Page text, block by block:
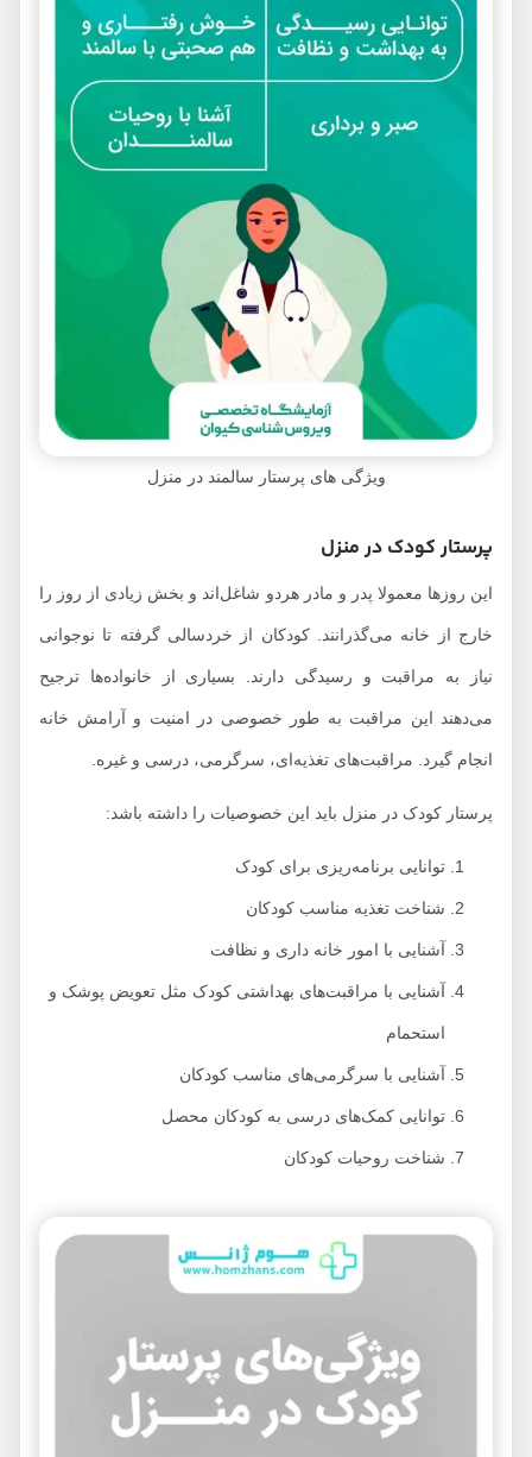
ویژگی های پرستار سالمند در منزل
پرستار کودک در منزل
این روزها معمولا پدر و مادر هردو شاغل‌اند و بخش زیادی از روز را
خارج از خانه می‌گذرانند. کودکان از خردسالی گرفته تا نوجوانی
نیاز به مراقبت و رسیدگی دارند. بسیاری از خانواده‌ها ترجیح
می‌دهند این مراقبت به طور خصوصی در امنیت و آرامش خانه
انجام گیرد. مراقبت‌های تغذیه‌ای، سرگرمی، درسی و غیره.
پرستار کودک در منزل باید این خصوصیات را داشته باشد:
توانایی برنامه‌ریزی برای کودک
شناخت تغذیه مناسب کودکان
آشنایی با امور خانه داری و نظافت
آشنایی با مراقبت‌های بهداشتی کودک مثل تعویض پوشک و
استحمام
آشنایی با سرگرمی‌های مناسب کودکان
توانایی کمک‌های درسی به کودکان محصل
شناخت روحیات کودکان